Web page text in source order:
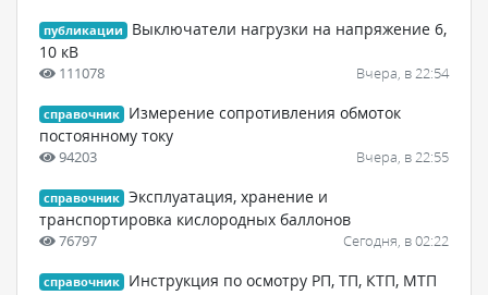
публикации
Выключатели нагрузки на напряжение 6,
10 кВ
111078 Вчера, в 22:54
справочник
Измерение сопротивления обмоток
постоянному току
94203 Вчера, в 22:55
справочник Эксплуатация, хранение и
транспортировка кислородных баллонов
76797 Сегодня, в 02:22
справочник Инструкция по осмотру РП, ТП, КТП, МТП